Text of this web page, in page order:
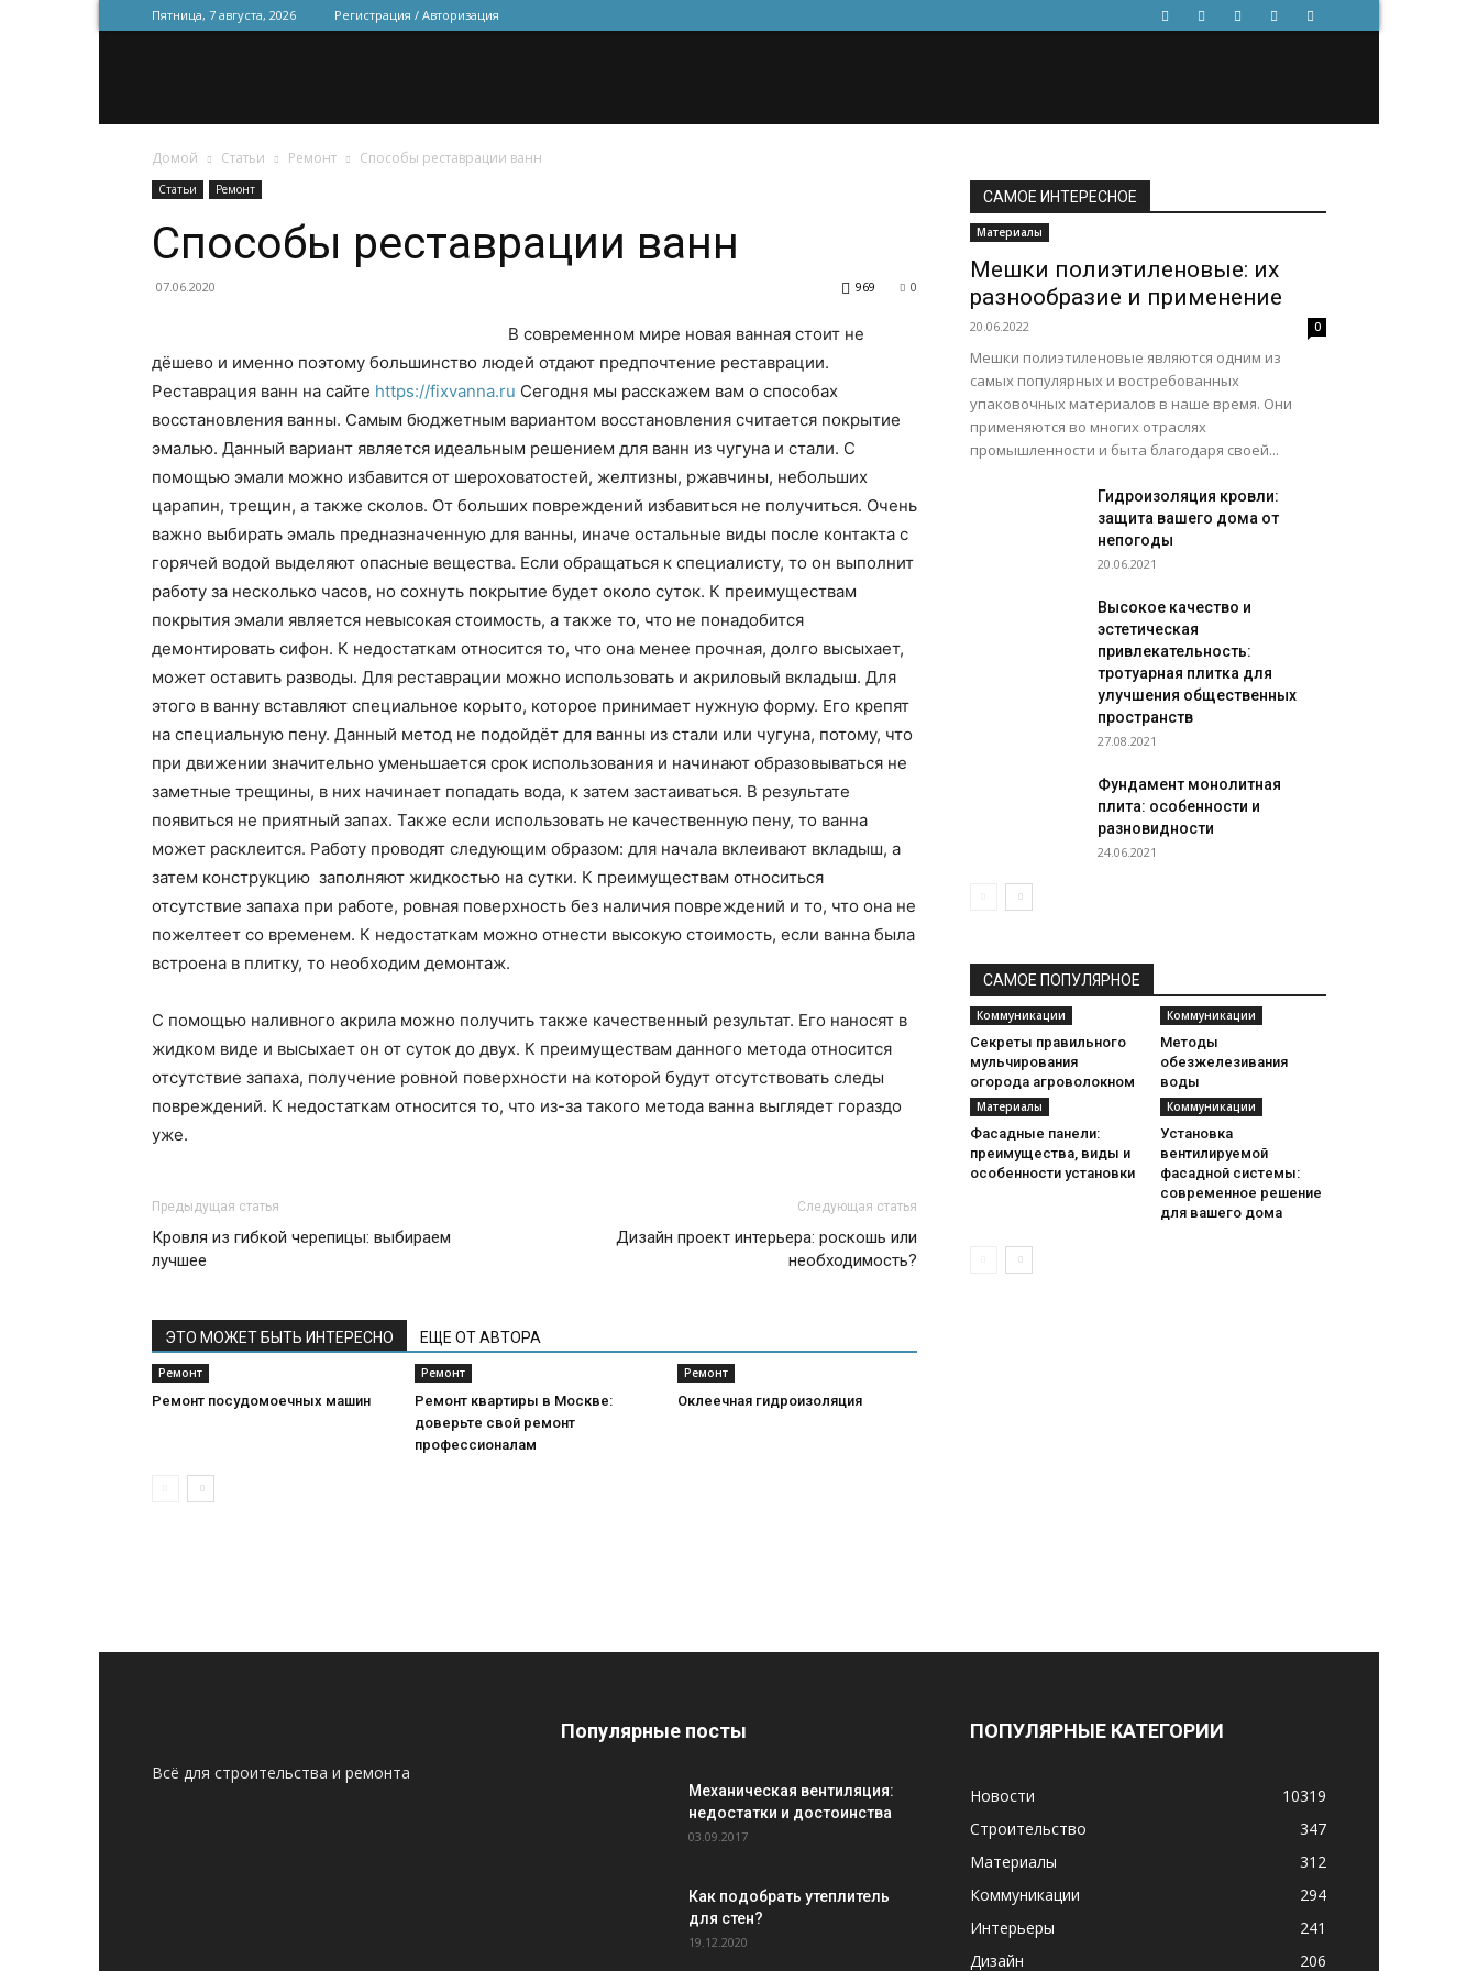
Пятница, 7 августа, 2026 Регистрация / Авторизация
Домой Статьи Ремонт Способы реставрации ванн
Статьи Ремонт
Способы реставрации ванн
07.06.2020 0
969
В современном мире новая ванная стоит не
дёшево и именно поэтому большинство людей отдают предпочтение реставрации.
Реставрация ванн на сайте https://fixvanna.ru Сегодня мы расскажем вам о способах
восстановления ванны. Самым бюджетным вариантом восстановления считается покрытие
эмалью. Данный вариант является идеальным решением для ванн из чугуна и стали. С
помощью эмали можно избавится от шероховатостей, желтизны, ржавчины, небольших
царапин, трещин, а также сколов. От больших повреждений избавиться не получиться. Очень
важно выбирать эмаль предназначенную для ванны, иначе остальные виды после контакта с
горячей водой выделяют опасные вещества. Если обращаться к специалисту, то он выполнит
работу за несколько часов, но сохнуть покрытие будет около суток. К преимуществам
покрытия эмали является невысокая стоимость, а также то, что не понадобится
демонтировать сифон. К недостаткам относится то, что она менее прочная, долго высыхает,
может оставить разводы. Для реставрации можно использовать и акриловый вкладыш. Для
этого в ванну вставляют специальное корыто, которое принимает нужную форму. Его крепят
на специальную пену. Данный метод не подойдёт для ванны из стали или чугуна, потому, что
при движении значительно уменьшается срок использования и начинают образовываться не
заметные трещины, в них начинает попадать вода, к затем застаиваться. В результате
появиться не приятный запах. Также если использовать не качественную пену, то ванна
может расклеится. Работу проводят следующим образом: для начала вклеивают вкладыш, а
затем конструкцию заполняют жидкостью на сутки. К преимуществам относиться
отсутствие запаха при работе, ровная поверхность без наличия повреждений и то, что она не
пожелтеет со временем. К недостаткам можно отнести высокую стоимость, если ванна была
встроена в плитку, то необходим демонтаж.
С помощью наливного акрила можно получить также качественный результат. Его наносят в
жидком виде и высыхает он от суток до двух. К преимуществам данного метода относится
отсутствие запаха, получение ровной поверхности на которой будут отсутствовать следы
повреждений. К недостаткам относится то, что из-за такого метода ванна выглядет гораздо
уже.
Предыдущая статья
Кровля из гибкой черепицы: выбираем
лучшее
Следующая статья
Дизайн проект интерьера: роскошь или
необходимость?
ЭТО МОЖЕТ БЫТЬ ИНТЕРЕСНО ЕЩЕ ОТ АВТОРА
Ремонт
Ремонт посудомоечных машин
Ремонт
Ремонт квартиры в Москве:
доверьте свой ремонт
профессионалам
Ремонт
Оклеечная гидроизоляция
САМОЕ ИНТЕРЕСНОЕ
Материалы
Мешки полиэтиленовые: их
разнообразие и применение
20.06.2022 0
Мешки полиэтиленовые являются одним из
самых популярных и востребованных
упаковочных материалов в наше время. Они
применяются во многих отраслях
промышленности и быта благодаря своей...
Гидроизоляция кровли:
защита вашего дома от
непогоды
20.06.2021
Высокое качество и
эстетическая
привлекательность:
тротуарная плитка для
улучшения общественных
пространств
27.08.2021
Фундамент монолитная
плита: особенности и
разновидности
24.06.2021
САМОЕ ПОПУЛЯРНОЕ
Коммуникации
Секреты правильного
мульчирования
огорода агроволокном
Коммуникации
Методы
обезжелезивания
воды
Материалы
Фасадные панели:
преимущества, виды и
особенности установки
Коммуникации
Установка
вентилируемой
фасадной системы:
современное решение
для вашего дома
Всё для строительства и ремонта
Популярные посты
Механическая вентиляция:
недостатки и достоинства
03.09.2017
Как подобрать утеплитель
для стен?
19.12.2020
ПОПУЛЯРНЫЕ КАТЕГОРИИ
Новости
10319
Строительство
347
Материалы
312
Коммуникации
294
Интерьеры
241
Дизайн
206